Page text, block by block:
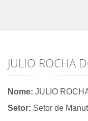
JULIO ROCHA
Nome: JULIO
Setor: Setor de